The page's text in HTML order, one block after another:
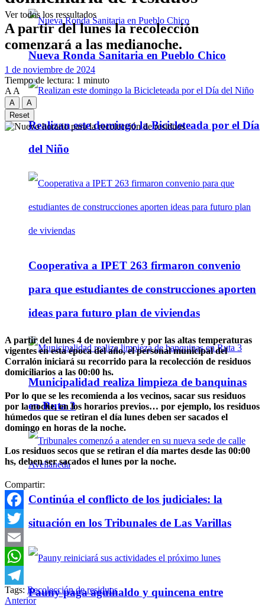
Nueva Ronda Sanitaria en Pueblo Chico
Realizan este domingo la Bicicleteada por el Día
del Niño
Cooperativa a IPET 263 firmaron convenio
para que estudiantes de construcciones aporten
ideas para futuro plan de viviendas
Municipalidad realiza limpieza de banquinas
en Ruta 3
Continúa el conflicto de los judiciales: la
situación en los Tribunales de Las Varillas
Pauny paga aguinaldo y quincena entre
Ver todos los ressultados
A partir del lunes la recolección
comenzará a las medianoche.
1 de noviembre de 2024
Tiempo de lectura: 1 minuto
A A
A
A
Reset
A partir del lunes 4 de noviembre y por las altas temperaturas
vigentes en esta época del año, el personal municipal del
Corralón iniciará su recorrido para la recolección de residuos
domiciliarios a las 00:00 hs.
Por lo que se les recomienda a los vecinos, sacar sus residuos
por la noche, en los horarios previos… por ejemplo, los residuos
húmedos que se retiran el día lunes deben ser sacados el
domingo en horas de la noche.
Los residuos secos que se retiran el día martes desde las 00:00
hs, deben ser sacados el lunes por la noche.
Compartir:
Facebook
Twitter
Email
WhatsApp
Telegram
Tags: Recolección de residuos
Anterior